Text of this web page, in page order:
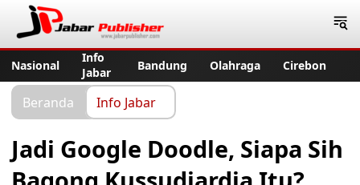
Nasional
Info
Jabar
Bandung Olahraga Cirebon
Beranda Info Jabar
Jadi Google Doodle, Siapa Sih